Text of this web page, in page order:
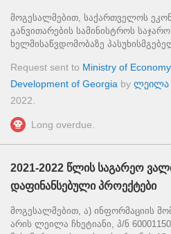
მოგესალმებით, საქართველოს
განვითარების სამინისტროს
ხელმისაწვდომობაზე
Request sent to Ministry of
Development of Georgia by ლეილა
2022.
Long overdue.
2021-2022 წლის საგარეო
დაფინანსებული პროექტები
მოგესალმებით, ა) ინფორმაციის
არის ლეილა ჩხეტიანი, პ/ნ